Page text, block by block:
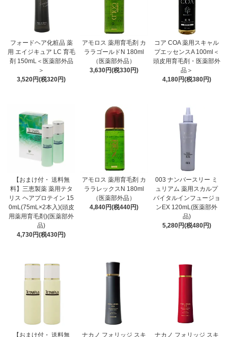
フォードヘア化粧品 薬
用 エイジキュア LC 育毛
剤 150mL＜医薬部外品
＞
3,520円(税320円)
アモロス 薬用育毛剤 カ
ララゴールドN 180ml
（医薬部外品）
3,630円(税330円)
コア COA 薬用スキャル
プエッセンスA 100ml＜
頭皮用育毛剤・医薬部外
品＞
4,180円(税380円)
【おまけ付・ 送料無
料】三恵製薬 薬用テタ
リス ヘアプロテイン 15
0mL(75mL×2本入)(頭皮
用薬用育毛剤)(医薬部外
品)
4,730円(税430円)
アモロス 薬用育毛剤 カ
ララレックスN 180ml
（医薬部外品）
4,840円(税440円)
003 ナンバースリー ミ
ュリアム 薬用スカルプ
バイタルインフュージョ
ンEX 120mL(医薬部外
品)
5,280円(税480円)
【おまけ付・ 送料無
ナカノ フォリッジ スキ
ナカノ フォリッジ スキ